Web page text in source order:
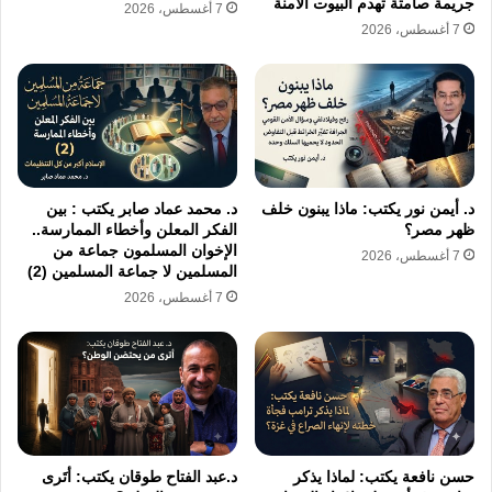
آثارها قائمة حتى اليوم.
أما على المستوى السياسي،فيبدو واضحًا أن باب
المفاوضات لا يزال مؤجلاً. لا المقاومة ولا إسرائيل
ترغبان في التهدئة الآن، ليس لأن التسوية
مستحيلة، بل لأن شروطها لم تنضج بعد. كل طرف
يدرك أن ما يُحسم على الطاولة يُصنع أولًا في
الميدان، وأن أي تراجع مبكر سيُترجم خسارة
من هنا،يمكن استخلاص درس جوهري في
العلاقات الدولية: السياسة لا تقود الميدان دائمًا،
بل كثيرًا ما يعيد الميدان رسم حدود السياسة
7 أغسطس، 2026
7 أغسطس، 2026
د. أيمن نور يكتب: ماذا يبنون خلف
ظهر مصر؟
7 أغسطس، 2026
د. محمد عماد صابر يكتب : بين
الفكر المعلن وأخطاء الممارسة..
الإخوان المسلمون جماعة من
المسلمين لا جماعة المسلمين (2)
7 أغسطس، 2026
حسن نافعة يكتب: لماذا يذكر
د.عبد الفتاح طوقان يكتب: أتَرى